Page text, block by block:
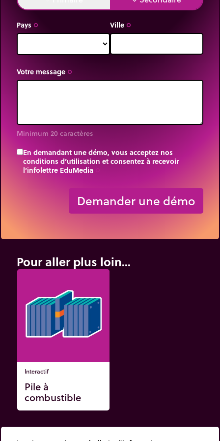
Pays trip_origin Ville trip_origin
Votre message trip_origin
Minimum 20 caractères
En demandant une démo, vous acceptez nos
conditions d’utilisation et consentez à recevoir
l’infolettre EduMedia
Demander une démo
Pour aller plus loin...
Interactif
Pile à
combustible